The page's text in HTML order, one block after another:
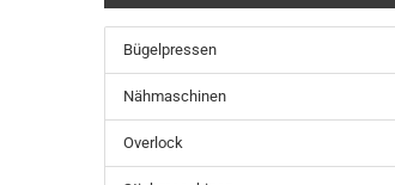
Bügelpressen
Nähmaschinen
Overlock